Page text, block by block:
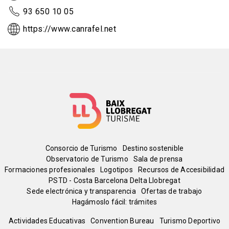
93 650 10 05
https://www.canrafel.net
Menú
del
pie
Consorcio de Turismo
Destino sostenible
Observatorio de Turismo
Sala de prensa
Formaciones profesionales
Logotipos
Recursos de Accesibilidad
PSTD - Costa Barcelona Delta Llobregat
Sede electrónica y transparencia
Ofertas de trabajo
Hagámoslo fácil: trámites
Actividades Educativas Convention Bureau Turismo Deportivo